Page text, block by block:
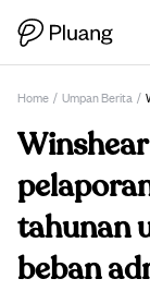
Home / Umpan Berita /
tahunan
beban